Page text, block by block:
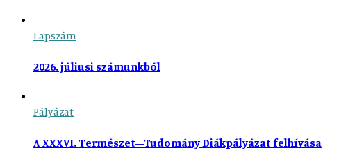
Lapszám
2026. júliusi számunkból
Pályázat
A XXXVI. Természet–Tudomány Diákpályázat felhívása